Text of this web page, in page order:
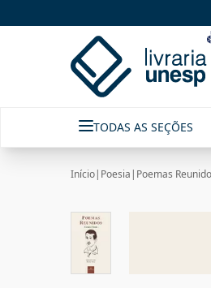
TODAS AS SEÇÕES
Início| Poesia | Poemas